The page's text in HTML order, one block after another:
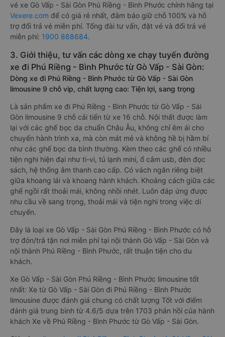
vé xe Gò Vấp - Sài Gòn Phú Riềng - Bình Phước chính hãng tại
Vexere.com để có giá rẻ nhất, đảm bảo giữ chỗ 100% và hỗ
trợ đổi trả vé miễn phí. Tổng đài tư vấn, đặt vé và đổi trả vé
miễn phí: 1900 888684.
3. Giới thiệu, tư vấn các dòng xe chạy tuyến đường
xe đi Phú Riềng - Bình Phước từ Gò Vấp - Sài Gòn:
Dòng xe đi Phú Riềng - Bình Phước từ Gò Vấp - Sài Gòn
limousine 9 chỗ vip, chất lượng cao: Tiện lợi, sang trọng
Là sản phẩm xe đi Phú Riềng - Bình Phước từ Gò Vấp - Sài
Gòn limousine 9 chỗ cải tiến từ xe 16 chỗ. Nội thất được làm
lại với các ghế bọc da chuẩn Châu Âu, không chỉ êm ái cho
chuyến hành trình xa, mà còn mát mẻ và không hề bị hầm bí
như các ghế bọc da bình thường. Kèm theo các ghế có nhiều
tiện nghi hiện đại như ti-vi, tủ lạnh mini, ổ cắm usb, đèn đọc
sách, hệ thống âm thanh cao cấp. Có vách ngăn riêng biệt
giữa khoang lái và khoang hành khách. Khoảng cách giữa các
ghế ngồi rất thoải mái, không nhồi nhét. Luôn đáp ứng được
nhu cầu về sang trọng, thoải mái và tiện nghi trong việc di
chuyển.
Đây là loại xe Gò Vấp - Sài Gòn Phú Riềng - Bình Phước có hỗ
trợ đón/trả tận nơi miễn phí tại nội thành Gò Vấp - Sài Gòn và
nội thành Phú Riềng - Bình Phước, rất thuận tiện cho du
khách.
Xe Gò Vấp - Sài Gòn Phú Riềng - Bình Phước limousine tốt
nhất: Xe từ Gò Vấp - Sài Gòn đi Phú Riềng - Bình Phước
limousine được đánh giá chung có chất lượng Tốt với điểm
đánh giá trung bình từ 4.6/5 dựa trên 1703 phản hồi của hành
khách Xe về Phú Riềng - Bình Phước từ Gò Vấp - Sài Gòn.